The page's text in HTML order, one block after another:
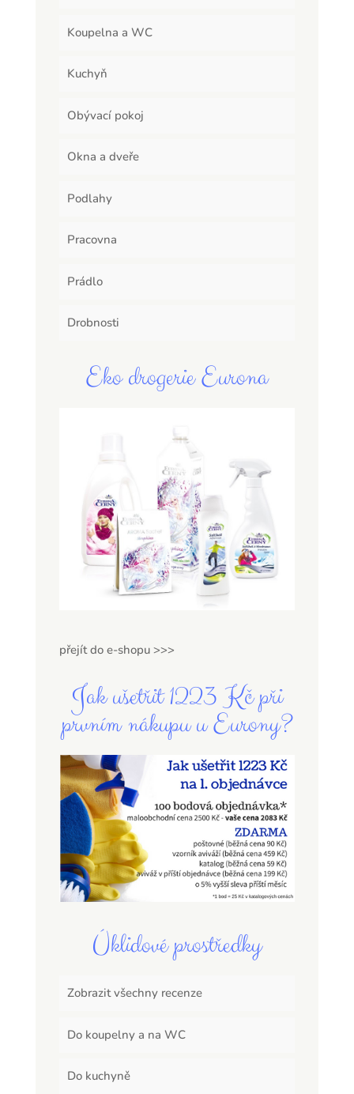
Koupelna a WC
Kuchyň
Obývací pokoj
Okna a dveře
Podlahy
Pracovna
Prádlo
Drobnosti
Eko drogerie Eurona
přejít do e-shopu >>>
Jak ušetřit 1223 Kč při
prvním nákupu u Eurony?
Úklidové prostředky
Zobrazit všechny recenze
Do koupelny a na WC
Do kuchyně